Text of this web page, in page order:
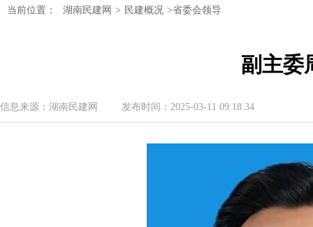
民建湖南省十届十次常委会议召开
民建湖南省委会开展2024年度理论学
当前位置： 湖南民建网 > 民建概况 >省委会领导
副主委
信息来源：湖南民建网 发布时间：2025-03-11 09:18:34